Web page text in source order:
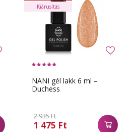
NANI gél lakk 6 ml –
Duchess
2 935 Ft
1 475 Ft
Kiárusítás